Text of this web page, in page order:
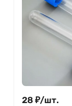
28 ₽/шт.